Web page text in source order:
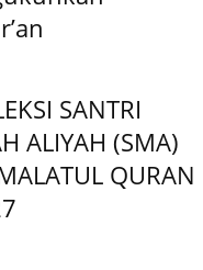
SANTRI
ALIYAH (SMA)
QURAN